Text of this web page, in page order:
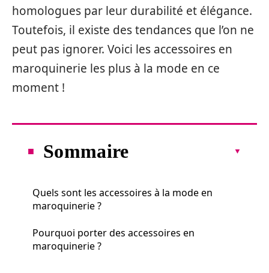
homologues par leur durabilité et élégance.
Toutefois, il existe des tendances que l’on ne
peut pas ignorer. Voici les accessoires en
maroquinerie les plus à la mode en ce
moment !
Sommaire
Quels sont les accessoires à la mode en
maroquinerie ?
Pourquoi porter des accessoires en
maroquinerie ?